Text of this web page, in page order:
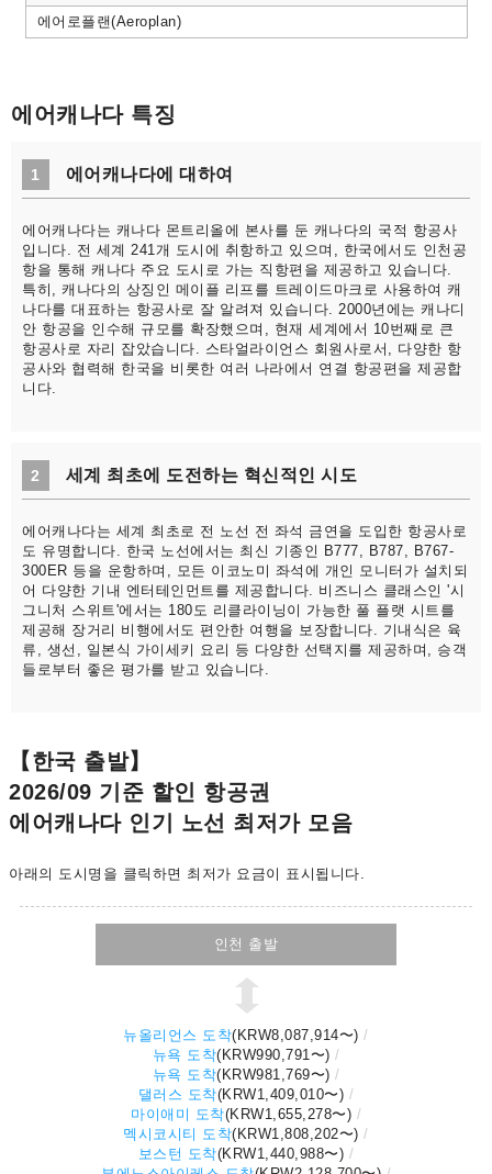
에어로플랜(Aeroplan)
에어캐나다 특징
1 에어캐나다에 대하여
에어캐나다는 캐나다 몬트리올에 본사를 둔 캐나다의 국적 항공사
입니다. 전 세계 241개 도시에 취항하고 있으며, 한국에서도 인천공
항을 통해 캐나다 주요 도시로 가는 직항편을 제공하고 있습니다.
특히, 캐나다의 상징인 메이플 리프를 트레이드마크로 사용하여 캐
나다를 대표하는 항공사로 잘 알려져 있습니다. 2000년에는 캐나디
안 항공을 인수해 규모를 확장했으며, 현재 세계에서 10번째로 큰
항공사로 자리 잡았습니다. 스타얼라이언스 회원사로서, 다양한 항
공사와 협력해 한국을 비롯한 여러 나라에서 연결 항공편을 제공합
니다.
2 세계 최초에 도전하는 혁신적인 시도
에어캐나다는 세계 최초로 전 노선 전 좌석 금연을 도입한 항공사로
도 유명합니다. 한국 노선에서는 최신 기종인 B777, B787, B767-
300ER 등을 운항하며, 모든 이코노미 좌석에 개인 모니터가 설치되
어 다양한 기내 엔터테인먼트를 제공합니다. 비즈니스 클래스인 '시
그니처 스위트'에서는 180도 리클라이닝이 가능한 풀 플랫 시트를
제공해 장거리 비행에서도 편안한 여행을 보장합니다. 기내식은 육
류, 생선, 일본식 가이세키 요리 등 다양한 선택지를 제공하며, 승객
들로부터 좋은 평가를 받고 있습니다.
【한국 출발】
2026/09 기준 할인 항공권
에어캐나다 인기 노선 최저가 모음
아래의 도시명을 클릭하면 최저가 요금이 표시됩니다.
인천 출발
뉴올리언스 도착( KRW8,087,914〜)
뉴욕 도착( KRW990,791〜)
뉴욕 도착( KRW981,769〜)
댈러스 도착(KRW1,409,010〜)
마이애미 도착(KRW1,655,278〜)
멕시코시티 도착( KRW1,808,202〜)
보스턴 도착(KRW1,440,988〜)